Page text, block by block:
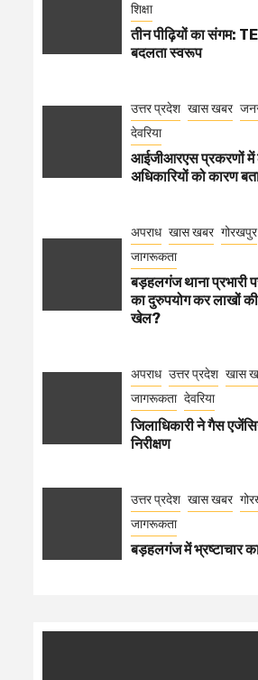
शिक्षा
तीन पीढ़ियों का संगम:
बदलता स्वरूप
उत्तर प्रदेश खास खबर
देवरिया
आईजीआरएस प्रकरणों में
अधिकारियों को कारण
अपराध खास खबर गोरखपुर
जागरूकता
बड़हलगंज थाना प्रभारी
का दुरुपयोग कर लाखों
खेल?
अपराध उत्तर प्रदेश खास
जागरूकता देवरिया
जिलाधिकारी ने गैस
निरीक्षण
उत्तर प्रदेश खास खबर
जागरूकता
बड़हलगंज में भ्रष्टाचार